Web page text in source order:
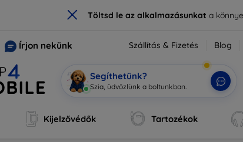
× Töltsd le az alkalmazásunkata
Írjon nekünk Szállítás & Fizetés Blog
Segíthetünk?
Szia, üdvözlün|
Kijelzővédők Tartozékok